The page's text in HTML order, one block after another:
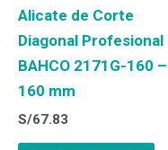
Alicate de Corte
Diagonal Profesional
BAHCO 2171G-160 –
160 mm
S/67.83